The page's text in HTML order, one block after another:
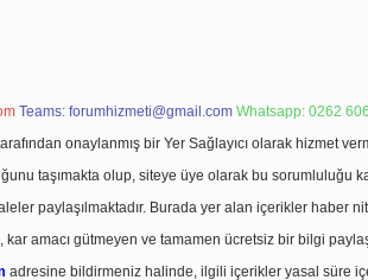
Teams: forumhizmeti@gmail.com Whatsapp: 0262
onaylanmış bir Yer Sağlayıcı olarak hizmet
taşımakta olup, siteye üye olarak bu sorumluluğu
paylaşılmaktadır. Burada yer alan içerikler haber
amacı gütmeyen ve tamamen ücretsiz bir bilgi
adresine bildirmeniz halinde, ilgili içerikler yasal süre